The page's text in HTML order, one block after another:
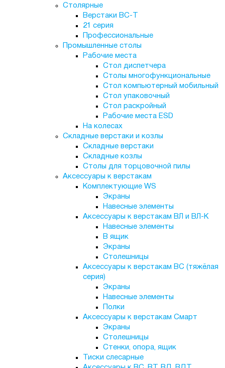
Столярные
Верстаки ВС-Т
21 серия
Профессиональные
Промышленные столы
Рабочие места
Стол диспетчера
Столы многофункциональные
Стол компьютерный мобильный
Стол упаковочный
Стол раскройный
Рабочие места ESD
На колесах
Складные верстаки и козлы
Складные верстаки
Складные козлы
Столы для торцовочной пилы
Аксессуары к верстакам
Комплектующие WS
Экраны
Навесные элементы
Аксессуары к верстакам ВЛ и ВЛ-К
Навесные элементы
В ящик
Экраны
Столешницы
Аксессуары к верстакам ВС (тяжёлая
серия)
Экраны
Навесные элементы
Полки
Аксессуары к верстакам Смарт
Экраны
Столешницы
Стенки, опора, ящик
Тиски слесарные